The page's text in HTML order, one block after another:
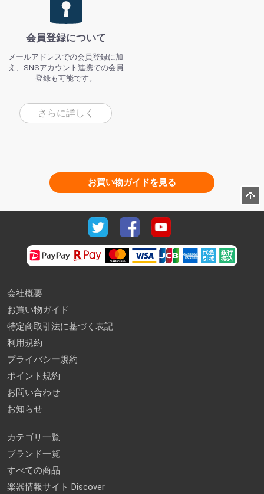
会員登録について
メールアドレスでの会員登録に加
え、SNSアカウント連携での会員
登録も可能です。
さらに詳しく
お買い物ガイドを見る
会社概要
お買い物ガイド
特定商取引法に基づく表記
利用規約
プライバシー規約
ポイント規約
お問い合わせ
お知らせ
カテゴリ一覧
ブランド一覧
すべての商品
楽器情報サイト Discover